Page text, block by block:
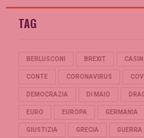
TAG
BERLUSCONI BREXIT
CONTE CORONAVIRUS
DEMOCRAZIA DI MAIO
EURO EUROPA GERMANIA
GIUSTIZIA GRECIA GUERRA